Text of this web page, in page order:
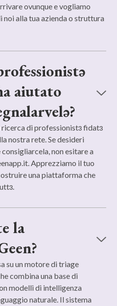
ovunque e vogliamo
noi alla tua azienda o struttura
aiutato
ricerca di professionistɜ fidatɜ
nostra rete. Se desideri
non esitare a
. Apprezziamo il tuo
una piattaforma che
la
su un motore di triage
combina una base di
modelli di intelligenza
naturale. Il sistema